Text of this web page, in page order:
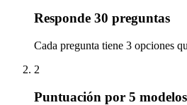
Responde 30 preguntas
Cada pregunta tiene 3 opciones
2
Puntuación por 5